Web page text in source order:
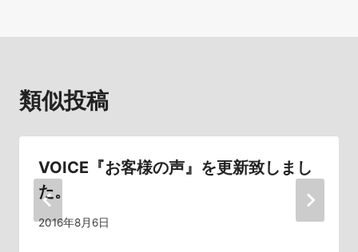
ー
ョ
ン
類似投稿
VOICE『お客様の声』を更新致しまし
た。
2016年8月6日